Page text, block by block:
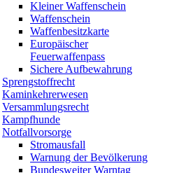
Kleiner Waffenschein
Waffenschein
Waffenbesitzkarte
Europäischer
Feuerwaffenpass
Sichere Aufbewahrung
Sprengstoffrecht
Kaminkehrerwesen
Versammlungsrecht
Kampfhunde
Notfallvorsorge
Stromausfall
Warnung der Bevölkerung
Bundesweiter Warntag